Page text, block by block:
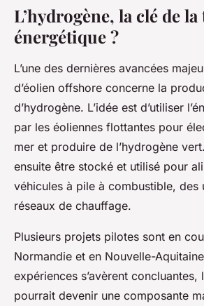
L’hydrogène, la clé de
énergétique ?
L’une des dernières avancées
d’éolien offshore concerne la
d’hydrogène. L’idée est d’utiliser
par les éoliennes flottantes pour
mer et produire de l’hydrogène
ensuite être stocké et utilisé pour
véhicules à pile à combustible, des
réseaux de chauffage.
Plusieurs projets pilotes sont en
Normandie et en Nouvelle-
expériences s’avèrent concluantes,
pourrait devenir une composante